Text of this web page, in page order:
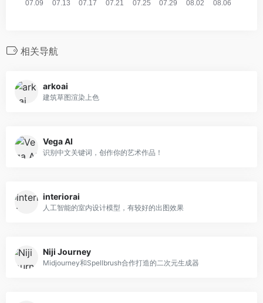
相关导航
arkoai
建筑草图渲染上色
Vega AI
识别中文关键词，创作你的艺术作品！
interiorai
人工智能的室内设计模型，有较好的出图效果
Niji Journey
Midjourney和Spellbrush合作打造的二次元生成器